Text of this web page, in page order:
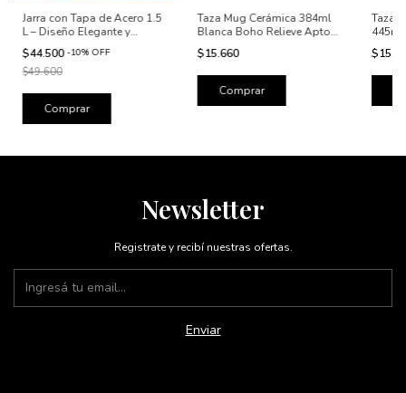
Jarra con Tapa de Acero 1.5
L – Diseño Elegante y
Resistente
$44.500 -10% OFF
$49.600
Taza Mug Cerámica 384ml
Blanca Boho Relieve Apto
Microondas
$15.660
Taza
Newsletter
Registrate y recibí nuestras ofertas.